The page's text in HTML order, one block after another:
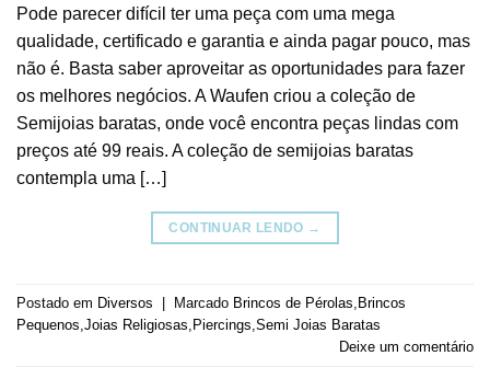
Pode parecer difícil ter uma peça com uma mega
qualidade, certificado e garantia e ainda pagar pouco, mas
não é. Basta saber aproveitar as oportunidades para fazer
os melhores negócios. A Waufen criou a coleção de
Semijoias baratas, onde você encontra peças lindas com
preços até 99 reais. A coleção de semijoias baratas
contempla uma […]
CONTINUAR LENDO →
Postado em Diversos | Marcado Brincos de Pérolas Brincos
Pequenos Joias Religiosas Piercings Semi Joias Baratas
Deixe um comentário